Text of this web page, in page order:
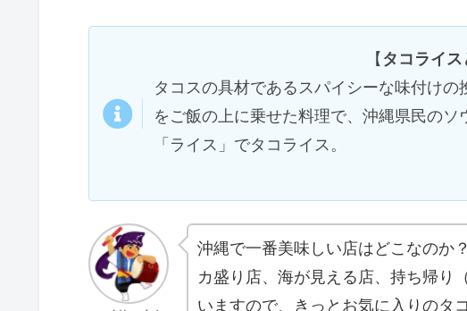
【 タコライス
タコスの具材であるスパイシーな味付け
をご飯の上に乗せた料理で、沖縄県民の
「ライス」でタコライス。
沖縄で一番美味しい店はどこなのか
カ盛り店、海が見える店、持ち帰り
いますので、きっとお気に入りのタ